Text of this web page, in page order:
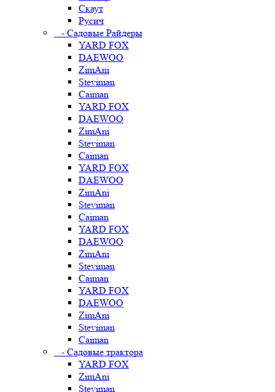
Скаут
Русич
- Садовые Райдеры
YARD FOX
DAEWOO
ZimAni
Steviman
Caiman
YARD FOX
DAEWOO
ZimAni
Steviman
Caiman
YARD FOX
DAEWOO
ZimAni
Steviman
Caiman
YARD FOX
DAEWOO
ZimAni
Steviman
Caiman
YARD FOX
DAEWOO
ZimAni
Steviman
Caiman
- Садовые трактора
YARD FOX
ZimAni
Steviman